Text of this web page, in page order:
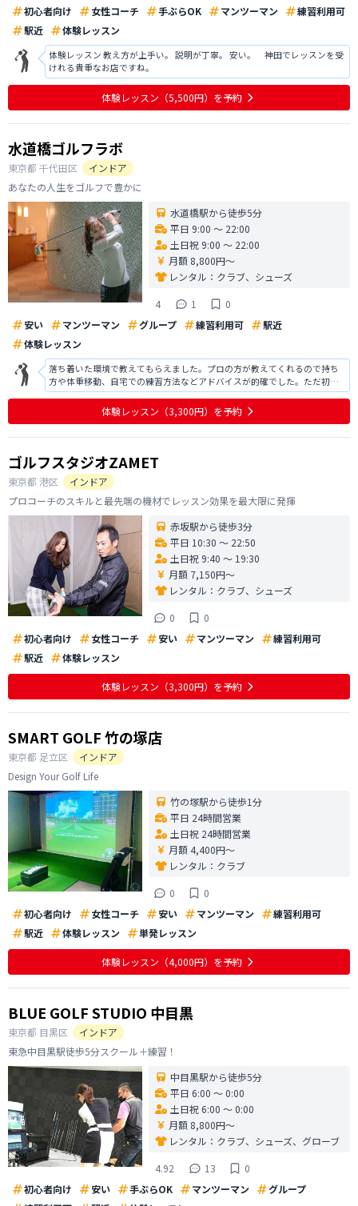
初心者向け 女性コーチ 手ぶらOK マンツーマン
練習利用可
駅近
体験レッスン
体験レッスン 教え方が上手い。 説明が丁寧。 安い。 神田でレッスンを受
けれる貴重なお店ですね。
体験レッスン （5,500円） を予約
水道橋ゴルフラボ
東京都 千代田区
インドア
あなたの人生をゴルフで豊かに
水道橋駅から徒歩5分
平日 9:00 〜 22:00
土日祝 9:00 〜 22:00
月額 8,800円〜
レンタル： クラブ、シューズ
4
1
0
安い
マンツーマン グループ 練習利用可
駅近
体験レッスン
落ち着いた環境で教えてもらえました。プロの方が教えてくれるので持ち
方や体重移動、自宅での練習方法などアドバイスが的確でした。ただ初心
者なのでどんどん進んでいくスピードについていけず、初心者向けの施設
ではないのかなと思いました。今回は入会を見送らせていただきました
が、施設としてはとてもよいです。ありが
体験レッスン （3,300円） を予約
ゴルフスタジオZAMET
東京都 港区
インドア
プロコーチのスキルと最先端の機材でレッスン効果を最大限に発揮
赤坂駅から徒歩3分
平日 10:30 〜 22:50
土日祝 9:40 〜 19:30
月額 7,150円〜
レンタル： クラブ、シューズ
0
0
初心者向け
女性コーチ 安い マンツーマン
練習利用可
駅近
体験レッスン
体験レッスン （3,300円） を予約
SMART GOLF 竹の塚店
東京都 足立区
インドア
Design Your Golf Life
竹の塚駅から徒歩1分
平日 24時間営業
土日祝 24時間営業
月額 4,400円〜
レンタル： クラブ
0
0
初心者向け
女性コーチ 安い マンツーマン
練習利用可
駅近
体験レッスン 単発レッスン
体験レッスン （4,000円） を予約
BLUE GOLF STUDIO 中目黒
東京都 目黒区
インドア
東急中目黒駅徒歩5分スクール＋練習！
中目黒駅から徒歩5分
平日 6:00 〜 0:00
土日祝 6:00 〜 0:00
月額 8,800円〜
レンタル： クラブ、シューズ、グローブ
4.92
13
0
初心者向け
安い 手ぶらOK マンツーマン
グループ